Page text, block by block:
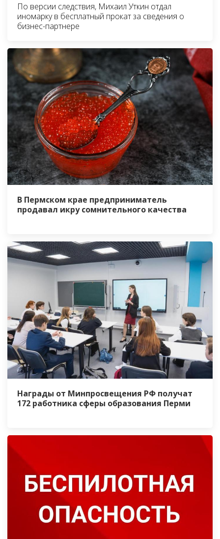
По версии следствия, Михаил Уткин отдал
иномарку в бесплатный прокат за сведения о
бизнес-партнере
В Пермском крае предприниматель
продавал икру сомнительного качества
Награды от Минпросвещения РФ получат
172 работника сферы образования Перми